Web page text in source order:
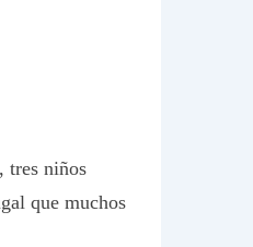
tres niños
que muchos